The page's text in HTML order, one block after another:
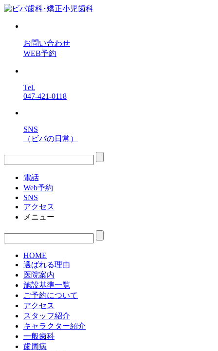
お問い合わせ
WEB予約
Tel.
047-421-0118
SNS
（ビバの日常）
電話
Web予約
SNS
アクセス
メニュー
HOME
選ばれる理由
医院案内
施設基準一覧
ご予約について
アクセス
スタッフ紹介
キャラクター紹介
一般歯科
歯周病